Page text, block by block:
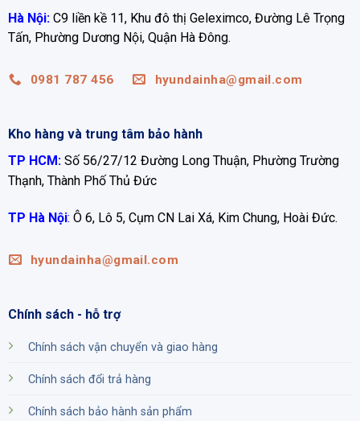
Hà Nội:C9 liền kề 11, Khu đô thị Geleximco, Đường Lê Trọng
Tấn, Phường Dương Nội, Quận Hà Đông.
0981 787 456 hyundainha@gmail.com
Kho hàng và trung tâm bảo hành
TP HCM: Số 56/27/12 Đường Long Thuận, Phường Trường
Thạnh, Thành Phố Thủ Đức
TP Hà Nội: Ô 6, Lô 5, Cụm CN Lai Xá, Kim Chung, Hoài Đức.
hyundainha@gmail.com
Chính sách - hỗ trợ
Chính sách vận chuyển và giao hàng
Chính sách đổi trả hàng
Chính sách bảo hành sản phẩm